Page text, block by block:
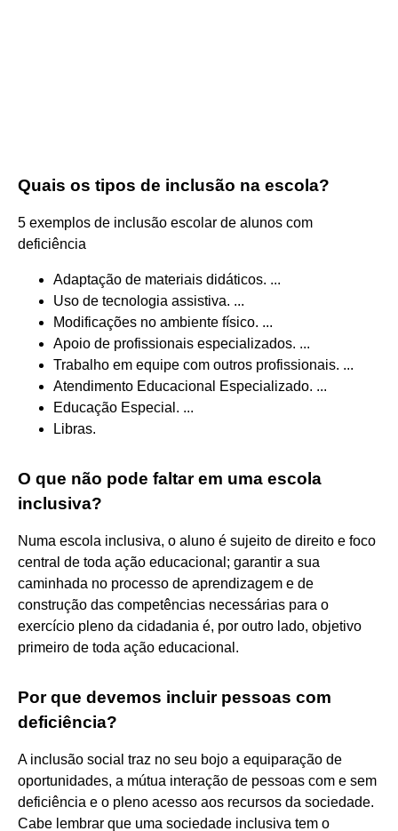
Quais os tipos de inclusão na escola?
5 exemplos de inclusão escolar de alunos com
deficiência
Adaptação de materiais didáticos. ...
Uso de tecnologia assistiva. ...
Modificações no ambiente físico. ...
Apoio de profissionais especializados. ...
Trabalho em equipe com outros profissionais. ...
Atendimento Educacional Especializado. ...
Educação Especial. ...
Libras.
O que não pode faltar em uma escola
inclusiva?
Numa escola inclusiva, o aluno é sujeito de direito e foco
central de toda ação educacional; garantir a sua
caminhada no processo de aprendizagem e de
construção das competências necessárias para o
exercício pleno da cidadania é, por outro lado, objetivo
primeiro de toda ação educacional.
Por que devemos incluir pessoas com
deficiência?
A inclusão social traz no seu bojo a equiparação de
oportunidades, a mútua interação de pessoas com e sem
deficiência e o pleno acesso aos recursos da sociedade.
Cabe lembrar que uma sociedade inclusiva tem o